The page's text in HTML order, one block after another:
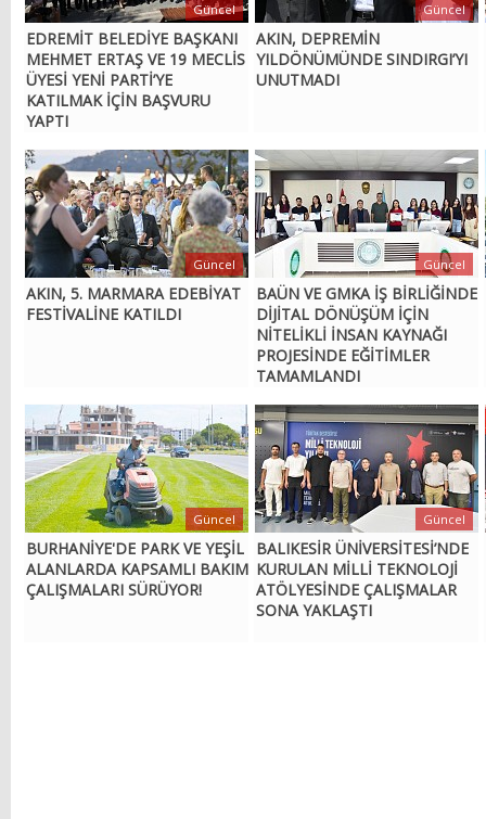
EDREMİT BELEDİYE BAŞKANI
MEHMET ERTAŞ VE 19 MECLİS
ÜYESİ YENİ PARTİ’YE
KATILMAK İÇİN BAŞVURU
YAPTI
Güncel
AKIN, DEPREMİN
YILDÖNÜMÜNDE SINDIRGI’YI
UNUTMADI
Güncel
AKIN, 5. MARMARA EDEBİYAT
FESTİVALİNE KATILDI
Güncel
BAÜN VE GMKA İŞ BİRLİĞİNDE
DİJİTAL DÖNÜŞÜM İÇİN
NİTELİKLİ İNSAN KAYNAĞI
PROJESİNDE EĞİTİMLER
TAMAMLANDI
Güncel
BURHANİYE'DE PARK VE YEŞİL
ALANLARDA KAPSAMLI BAKIM
ÇALIŞMALARI SÜRÜYOR!
Güncel
BALIKESİR ÜNİVERSİTESİ’NDE
KURULAN MİLLİ TEKNOLOJİ
ATÖLYESİNDE ÇALIŞMALAR
SONA YAKLAŞTI
Güncel